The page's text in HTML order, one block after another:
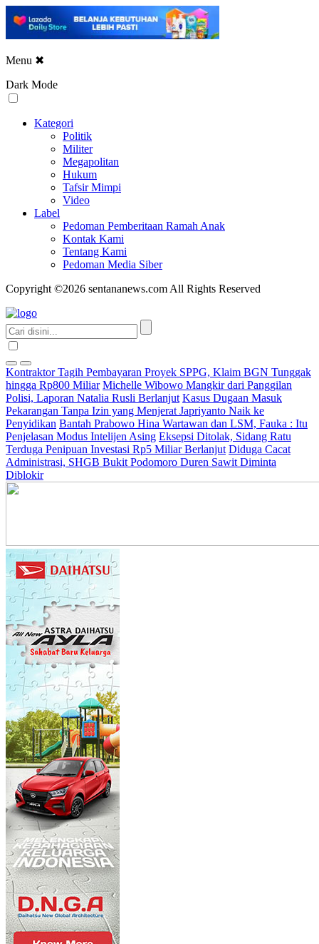
Menu ✖
Dark Mode
Kategori
Politik
Militer
Megapolitan
Hukum
Tafsir Mimpi
Video
Label
Pedoman Pemberitaan Ramah Anak
Kontak Kami
Tentang Kami
Pedoman Media Siber
Copyright ©2026 sentananews.com All Rights Reserved
Kontraktor Tagih Pembayaran Proyek SPPG, Klaim BGN Tunggak
hingga Rp800 Miliar Michelle Wibowo Mangkir dari Panggilan
Polisi, Laporan Natalia Rusli Berlanjut Kasus Dugaan Masuk
Pekarangan Tanpa Izin yang Menjerat Japriyanto Naik ke
Penyidikan Bantah Prabowo Hina Wartawan dan LSM, Fauka : Itu
Penjelasan Modus Intelijen Asing Eksepsi Ditolak, Sidang Ratu
Terduga Penipuan Investasi Rp5 Miliar Berlanjut Diduga Cacat
Administrasi, SHGB Bukit Podomoro Duren Sawit Diminta
Diblokir